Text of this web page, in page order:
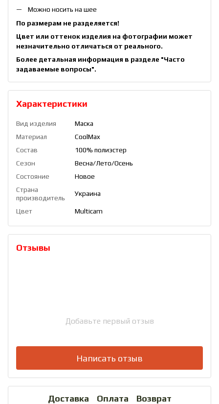
Можно носить на шее
По размерам не разделяется!
Цвет или оттенок изделия на фотографии может
незначительно отличаться от реального.
Более детальная информация в разделе "Часто
задаваемые вопросы".
Характеристики
Вид изделия
Маска
Материал
CoolMax
Состав
100% полиэстер
Сезон
Весна/Лето/Осень
Состояние
Новое
Страна
производитель
Украина
Цвет Multicam
Отзывы
Добавьте первый отзыв
Написать отзыв
Доставка Оплата Возврат